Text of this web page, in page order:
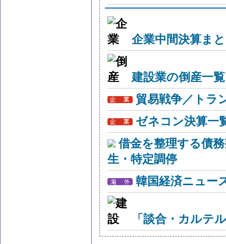
企業中間決算ま
建設業の倒産一覧
貿易戦争／トラ
ゼネコン決算一
借金を整理する債
生・特定調停
韓国経済ニュー
「談合・カルテ